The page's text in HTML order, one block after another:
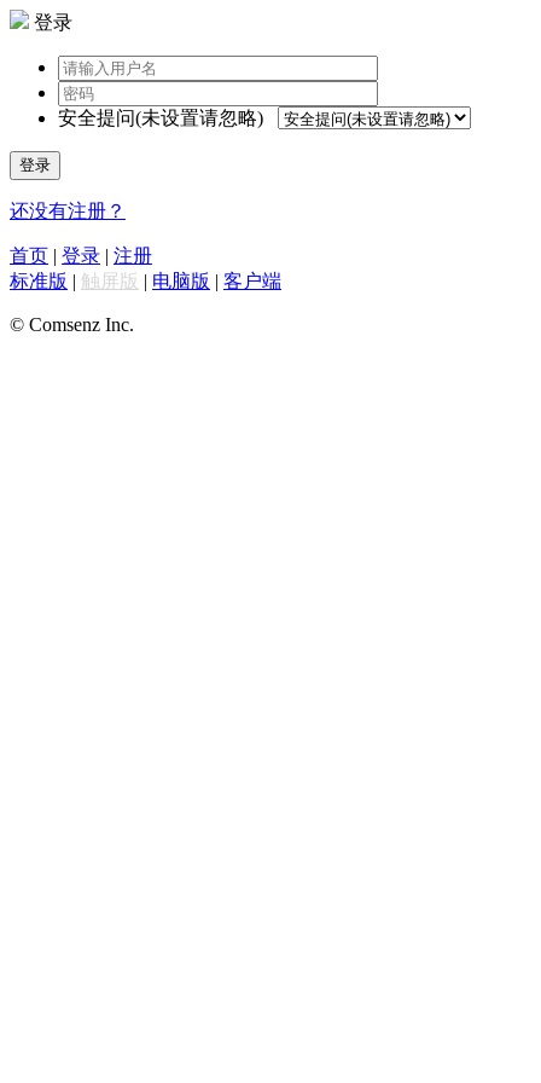
登录
安全提问(未设置请忽略)
登录
还没有注册？
首页 | 登录 | 注册
标准版 | 触屏版 | 电脑版 | 客户端
© Comsenz Inc.